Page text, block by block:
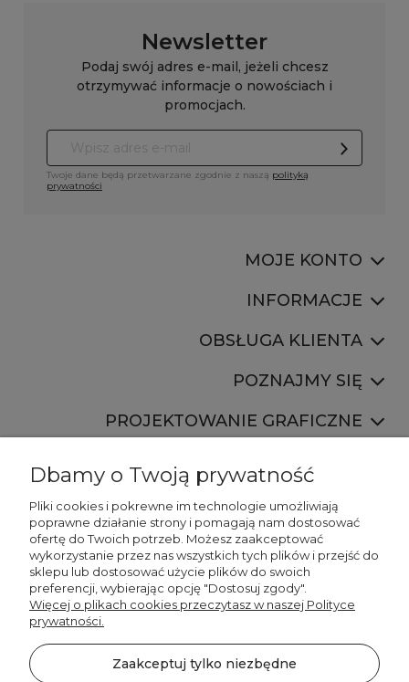
Newsletter
Podaj swój adres e-mail, jeżeli chcesz
otrzymywać informacje o nowościach i
promocjach.
Twoje dane będą przetwarzane zgodnie z naszą polityką
prywatności
MOJE KONTO
INFORMACJE
OBSŁUGA KLIENTA
POZNAJMY SIĘ
PROJEKTOWANIE GRAFICZNE
887 750 445
536 346 177
©2026 Wszelkie Prawa Zastrzeżone | DECORDRUK
Dbamy o Twoją prywatność
Pliki cookies i pokrewne im technologie umożliwiają
poprawne działanie strony i pomagają nam dostosować
ofertę do Twoich potrzeb. Możesz zaakceptować
wykorzystanie przez nas wszystkich tych plików i przejść do
sklepu lub dostosować użycie plików do swoich
preferencji, wybierając opcję "Dostosuj zgody".
Więcej o plikach cookies przeczytasz w naszej Polityce
prywatności.
Zaakceptuj tylko niezbędne